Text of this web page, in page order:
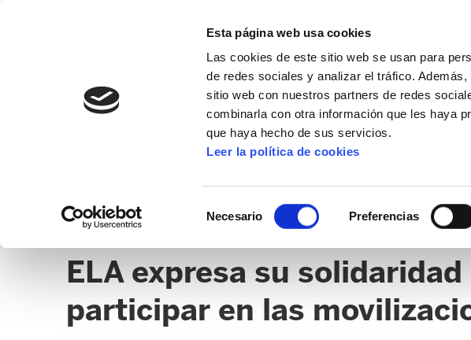
Esta página web usa cookies
Las cookies de este sitio web se usan para
de redes sociales y analizar el tráfico.
sitio web con nuestros partners de redes
combinarla con otra información que les haya
que haya hecho de sus servicios.
Leer la política de cookies
Necesario Preferencias
INTERNACIONAL
KURDISTÁN
ELA expresa su
participar en las